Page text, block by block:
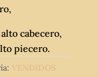
alto cabecero,
piecero.
VENDIDOS